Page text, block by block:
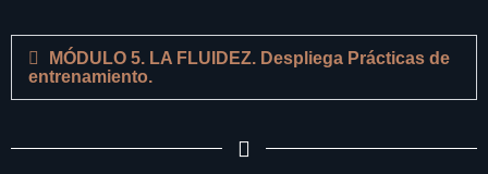
MÓDULO 5. LA FLUIDEZ. Despliega Prácticas de
entrenamiento.